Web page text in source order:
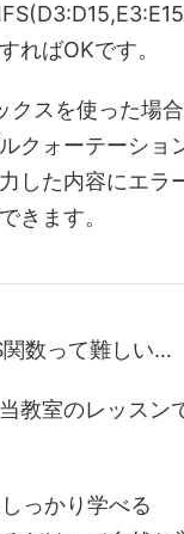
ればOKです。
クスを使った場
クォーテーショ
した内容にエラ
きます。
数って難しい…
教室のレッスン
っかり学べる